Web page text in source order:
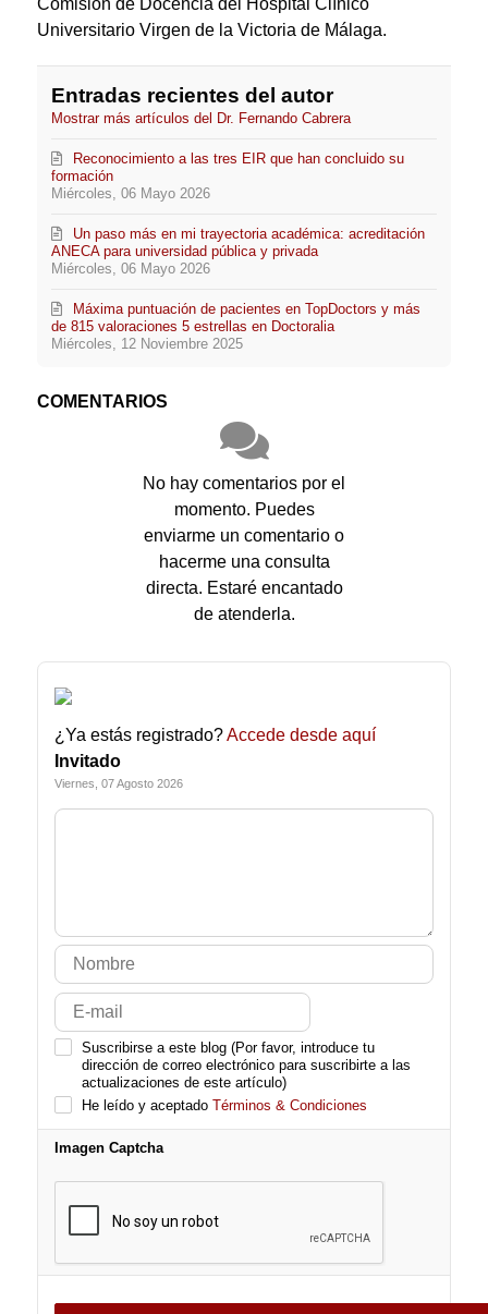
Comisión de Docencia del Hospital Clínico
Universitario Virgen de la Victoria de Málaga.
Entradas recientes del autor
Mostrar más artículos del Dr. Fernando Cabrera
Miércoles, 06 Mayo 2026
Reconocimiento a las tres EIR que han concluido su
formación
Miércoles, 06 Mayo 2026
Un paso más en mi trayectoria académica: acreditación
ANECA para universidad pública y privada
Miércoles, 12 Noviembre 2025
Máxima puntuación de pacientes en TopDoctors y más
de 815 valoraciones 5 estrellas en Doctoralia
COMENTARIOS
No hay comentarios por el
momento. Puedes
enviarme un comentario o
hacerme una consulta
directa. Estaré encantado
de atenderla.
¿Ya estás registrado?Accede desde aquí
Invitado
Viernes, 07 Agosto 2026
Suscribirse a este blog (Por favor, introduce tu
dirección de correo electrónico para suscribirte a las
actualizaciones de este artículo)
He leído y aceptado Términos & Condiciones
Imagen Captcha